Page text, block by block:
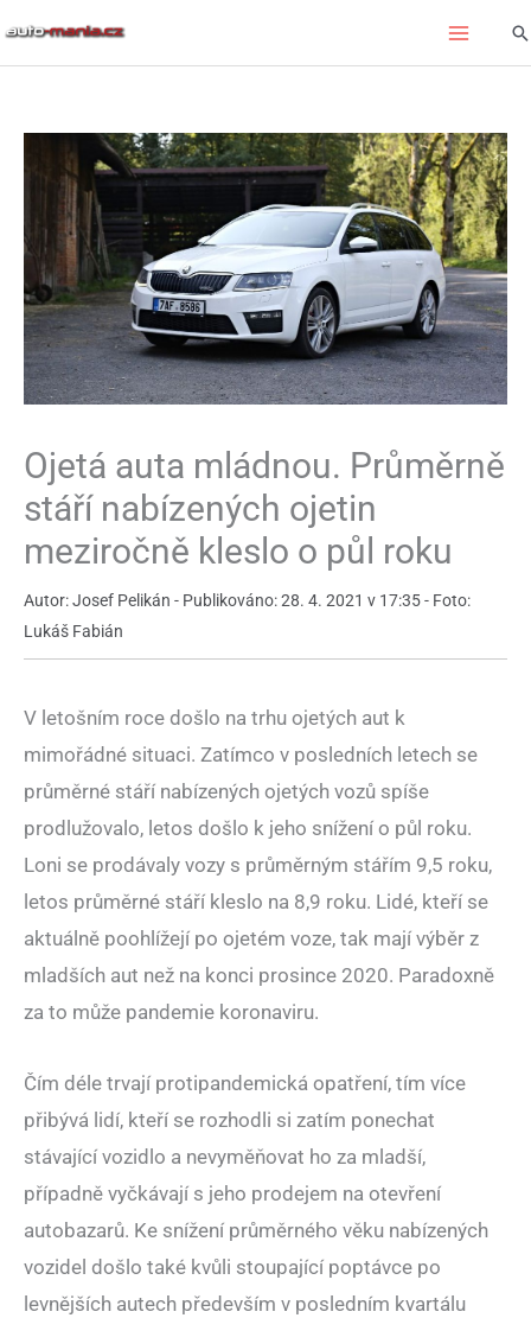
Ojetá auta mládnou. Průměrně
stáří nabízených ojetin
meziročně kleslo o půl roku
Autor: Josef Pelikán - Publikováno: 28. 4. 2021 v 17:35 - Foto:
Lukáš Fabián
V letošním roce došlo na trhu ojetých aut k
mimořádné situaci. Zatímco v posledních letech se
průměrné stáří nabízených ojetých vozů spíše
prodlužovalo, letos došlo k jeho snížení o půl roku.
Loni se prodávaly vozy s průměrným stářím 9,5 roku,
letos průměrné stáří kleslo na 8,9 roku. Lidé, kteří se
aktuálně poohlížejí po ojetém voze, tak mají výběr z
mladších aut než na konci prosince 2020. Paradoxně
za to může pandemie koronaviru.
Čím déle trvají protipandemická opatření, tím více
přibývá lidí, kteří se rozhodli si zatím ponechat
stávající vozidlo a nevyměňovat ho za mladší,
případně vyčkávají s jeho prodejem na otevření
autobazarů. Ke snížení průměrného věku nabízených
vozidel došlo také kvůli stoupající poptávce po
levnějších autech především v posledním kvartálu